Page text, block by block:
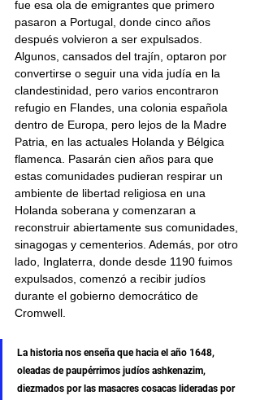
fue esa ola de emigrantes que primero
pasaron a Portugal, donde cinco años
después volvieron a ser expulsados.
Algunos, cansados del trajín, optaron por
convertirse o seguir una vida judía en la
clandestinidad, pero varios encontraron
refugio en Flandes, una colonia española
dentro de Europa, pero lejos de la Madre
Patria, en las actuales Holanda y Bélgica
flamenca. Pasarán cien años para que
estas comunidades pudieran respirar un
ambiente de libertad religiosa en una
Holanda soberana y comenzaran a
reconstruir abiertamente sus comunidades,
sinagogas y cementerios. Además, por otro
lado, Inglaterra, donde desde 1190 fuimos
expulsados, comenzó a recibir judíos
durante el gobierno democrático de
Cromwell.
La historia nos enseña que hacia el año 1648,
oleadas de paupérrimos judíos ashkenazim,
diezmados por las masacres cosacas lideradas por